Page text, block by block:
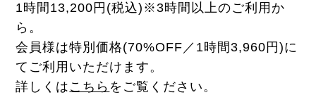
1時間13,200円(税込)※3時間以上のご利用か
ら。
会員様は特別価格(70%OFF／1時間3,960円)に
てご利用いただけます。
詳しくは こちら をご覧ください。